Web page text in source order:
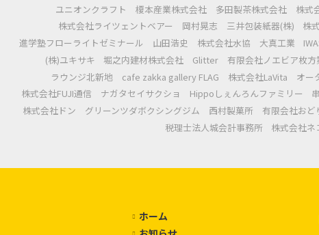
ユニオンクラフト 榎本産業株式会社 多田製茶株式会社 株式
株式会社ライツェントベアー
岡村晃志 三井包装紙器(株) 株
進学塾フローライトゼミナール
山田浩史 株式会社水協 大真工業
(株)ユキサキ
堀之内建材株式会社 Glitter 有限会社ノエビア枚方
ラウンジ北新地
cafe zakka gallery FLAG 株式会社LaVita オー
株式会社FUJI通信
ナガタセイサクショ Hippoしぇんろんファミリー
株式会社ドン
グリーンツダボクシングジム 西村製菓所 有限会社おど
税理士法人城会計事務所
株式会社ネ
ホーム